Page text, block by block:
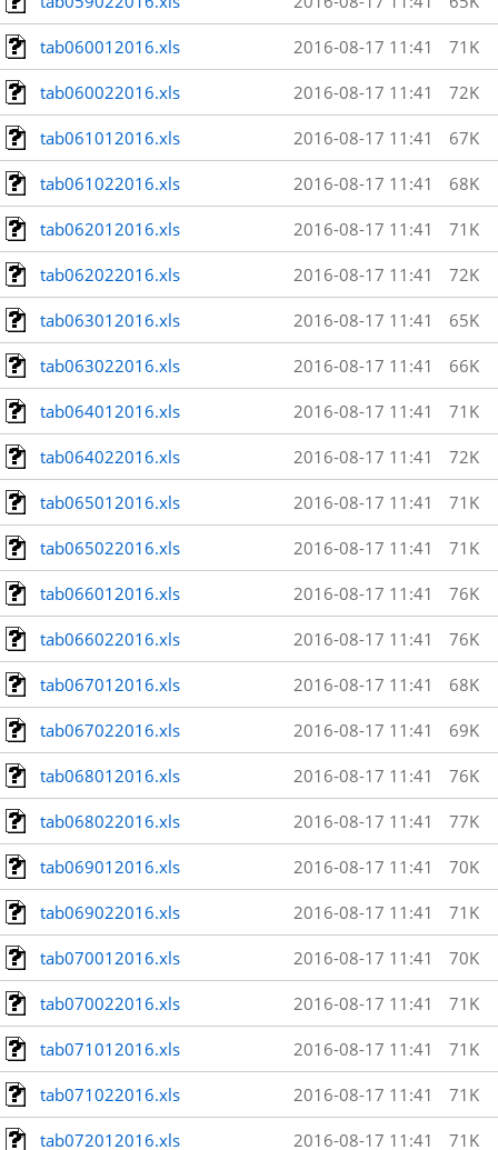
tab060012016.xls 2016-08-17 11:41 71K
tab060022016.xls 2016-08-17 11:41 72K
tab061012016.xls 2016-08-17 11:41 67K
tab061022016.xls 2016-08-17 11:41 68K
tab062012016.xls 2016-08-17 11:41 71K
tab062022016.xls 2016-08-17 11:41 72K
tab063012016.xls 2016-08-17 11:41 65K
tab063022016.xls 2016-08-17 11:41 66K
tab064012016.xls 2016-08-17 11:41 71K
tab064022016.xls 2016-08-17 11:41 72K
tab065012016.xls 2016-08-17 11:41 71K
tab065022016.xls 2016-08-17 11:41 71K
tab066012016.xls 2016-08-17 11:41 76K
tab066022016.xls 2016-08-17 11:41 76K
tab067012016.xls 2016-08-17 11:41 68K
tab067022016.xls 2016-08-17 11:41 69K
tab068012016.xls 2016-08-17 11:41 76K
tab068022016.xls 2016-08-17 11:41 77K
tab069012016.xls 2016-08-17 11:41 70K
tab069022016.xls 2016-08-17 11:41 71K
tab070012016.xls 2016-08-17 11:41 70K
tab070022016.xls 2016-08-17 11:41 71K
tab071012016.xls 2016-08-17 11:41 71K
tab071022016.xls 2016-08-17 11:41 71K
tab072012016.xls 2016-08-17 11:41 71K